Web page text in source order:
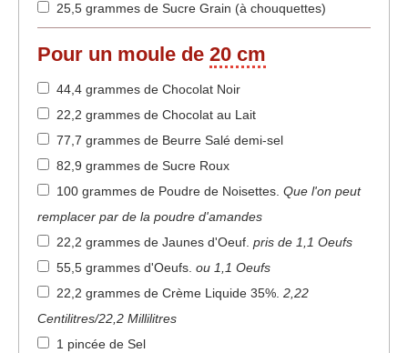
25,5 grammes de Sucre Grain (à chouquettes)
Pour un moule de 20 cm
44,4 grammes de Chocolat Noir
22,2 grammes de Chocolat au Lait
77,7 grammes de Beurre Salé demi-sel
82,9 grammes de Sucre Roux
100 grammes de Poudre de Noisettes. Que l'on peut
remplacer par de la poudre d'amandes
22,2 grammes de Jaunes d'Oeuf. pris de 1,1 Oeufs
55,5 grammes d'Oeufs. ou 1,1 Oeufs
22,2 grammes de Crème Liquide 35%. 2,22
Centilitres/22,2 Millilitres
1 pincée de Sel